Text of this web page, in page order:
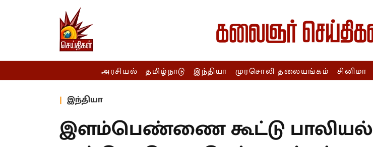
அரசியல் தமிழ்நாடு இந்தியா முரசொலி தலையங்கம் சினிமா
இந்தியா
இளம்பெண்ணை கூட்டு பாலியல்